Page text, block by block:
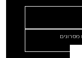
מסרונים